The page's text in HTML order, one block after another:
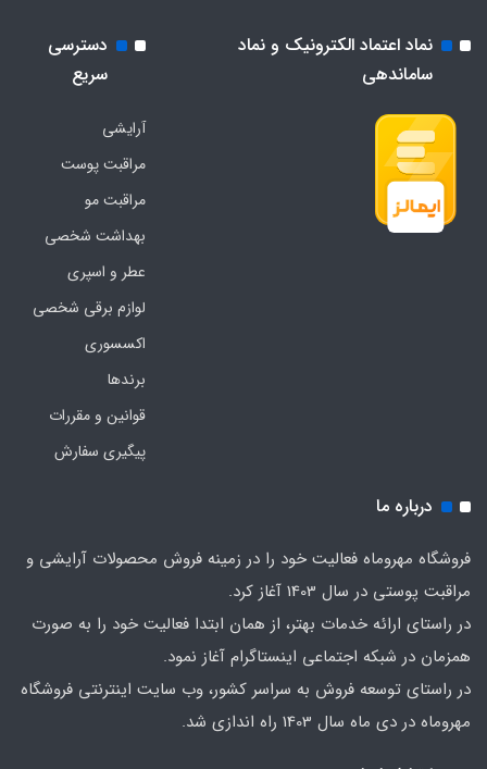
نماد اعتماد الکترونیک و نماد
ساماندهی
دسترسی
سریع
آرایشی
مراقبت پوست
مراقبت مو
بهداشت شخصی
عطر و اسپری
لوازم برقی شخصی
اکسسوری
برندها
قوانین و مقررات
پیگیری سفارش
درباره ما
فروشگاه مهروماه فعالیت خود را در زمینه فروش محصولات آرایشی و
مراقبت پوستی در سال 1403 آغاز کرد.
در راستای ارائه خدمات بهتر، از همان ابتدا فعالیت خود را به صورت
همزمان در شبکه اجتماعی اینستاگرام آغاز نمود.
در راستای توسعه فروش به سراسر کشور، وب سایت اینترنتی فروشگاه
مهروماه در دی ماه سال 1403 راه اندازی شد.